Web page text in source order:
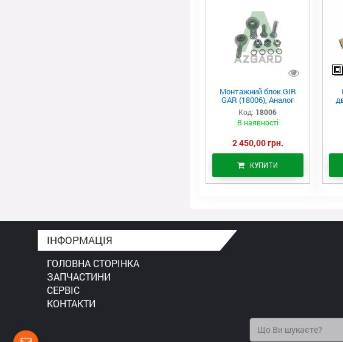
Монтажний блок GIR
GAR (18006), Аналог
Код: 18006
В наявності
2 450,00 грн.
КУПИТИ
ІНФОРМАЦІЯ
ГОЛОВНА СТОРІНКА
ЗАПЧАСТИНИ
СЕРВІС
КОНТАКТИ